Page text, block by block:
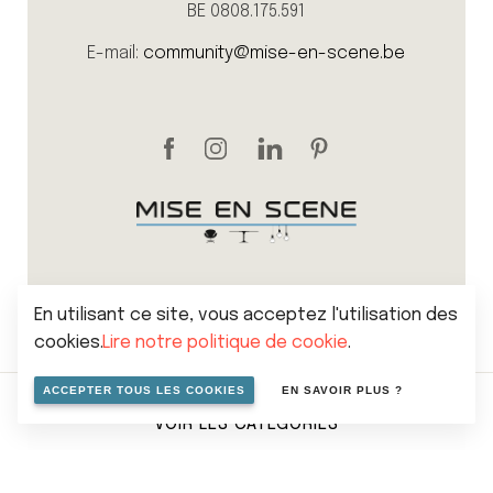
VOIR LES CATÉGORIES
BE 0808.175.591
E-mail: community@mise-en-scene.be
Cookies
En utilisant ce site, vous acceptez l'utilisation des
cookies.Lire notre politique de cookie.
ACCEPTER TOUS LES COOKIES EN SAVOIR PLUS ?